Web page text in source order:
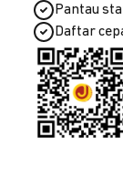
Pantau
Daftar